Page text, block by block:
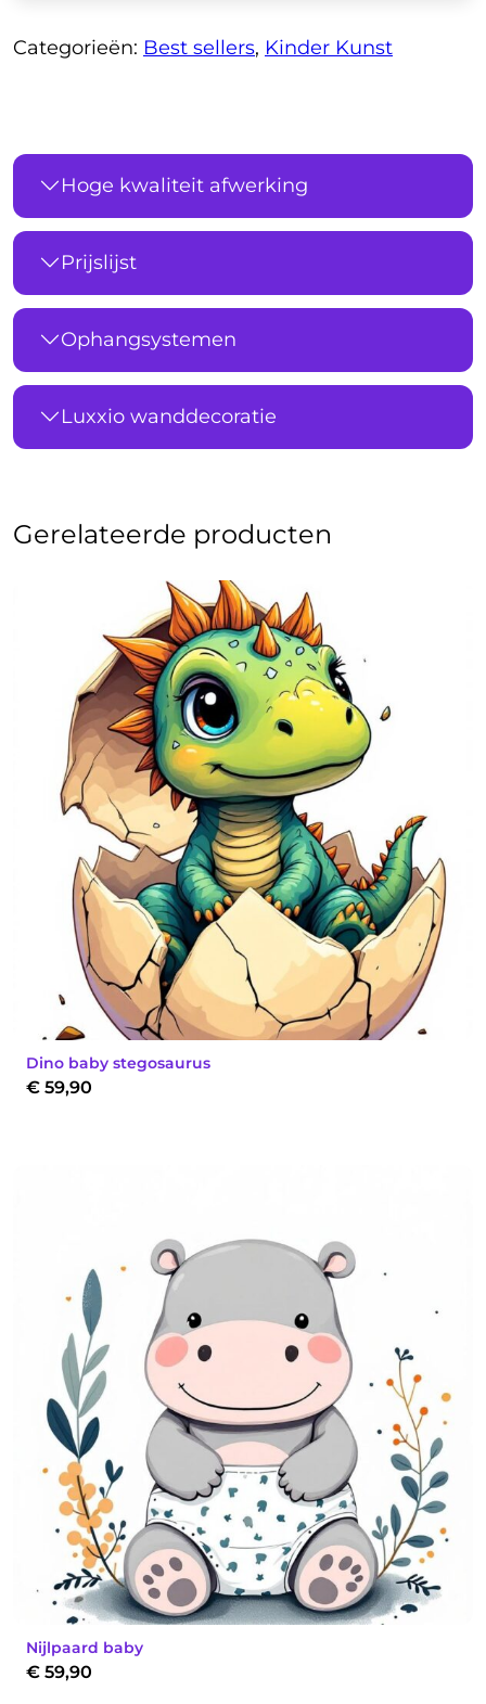
Categorieën: Best sellers, Kinder Kunst
Hoge kwaliteit afwerking
Prijslijst
Ophangsystemen
Luxxio wanddecoratie
Gerelateerde producten
Dino baby stegosaurus
€ 59,90
Nijlpaard baby
€ 59,90